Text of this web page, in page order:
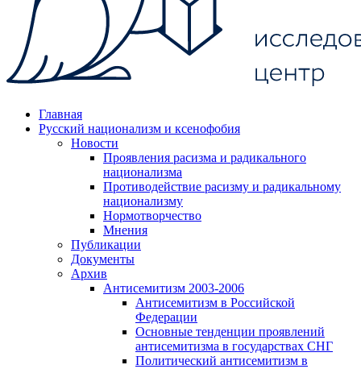
Главная
Русский национализм и ксенофобия
Новости
Проявления расизма и радикального
национализма
Противодействие расизму и радикальному
национализму
Нормотворчество
Мнения
Публикации
Документы
Архив
Антисемитизм 2003-2006
Антисемитизм в Российской
Федерации
Основные тенденции проявлений
антисемитизма в государствах СНГ
Политический антисемитизм в